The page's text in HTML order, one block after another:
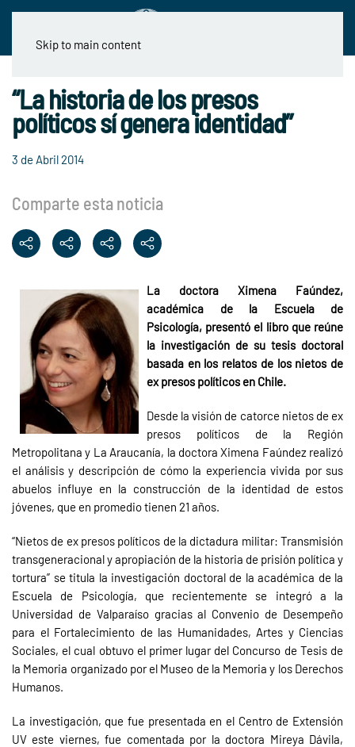
Skip to main content
“La historia de los presos
políticos sí genera identidad”
3 de Abril 2014
Comparte esta noticia
La doctora Ximena Faúndez,
académica de la Escuela de
Psicología, presentó el libro que reúne
la investigación de su tesis doctoral
basada en los relatos de los nietos de
ex presos políticos en Chile.
Desde la visión de catorce nietos de ex
presos políticos de la Región
Metropolitana y La Araucanía, la doctora Ximena Faúndez realizó
el análisis y descripción de cómo la experiencia vivida por sus
abuelos influye en la construcción de la identidad de estos
jóvenes, que en promedio tienen 21 años.
“Nietos de ex presos políticos de la dictadura militar: Transmisión
transgeneracional y apropiación de la historia de prisión política y
tortura” se titula la investigación doctoral de la académica de la
Escuela de Psicología, que recientemente se integró a la
Universidad de Valparaíso gracias al Convenio de Desempeño
para el Fortalecimiento de las Humanidades, Artes y Ciencias
Sociales, el cual obtuvo el primer lugar del Concurso de Tesis de
la Memoria organizado por el Museo de la Memoria y los Derechos
Humanos.
La investigación, que fue presentada en el Centro de Extensión
UV este viernes, fue comentada por la doctora Mireya Dávila,